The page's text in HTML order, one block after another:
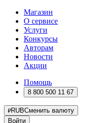
Магазин
О сервисе
Услуги
Конкурсы
Авторам
Новости
Акции
Помощь
8 800 500 11 67
RUBСменить валюту
Войти